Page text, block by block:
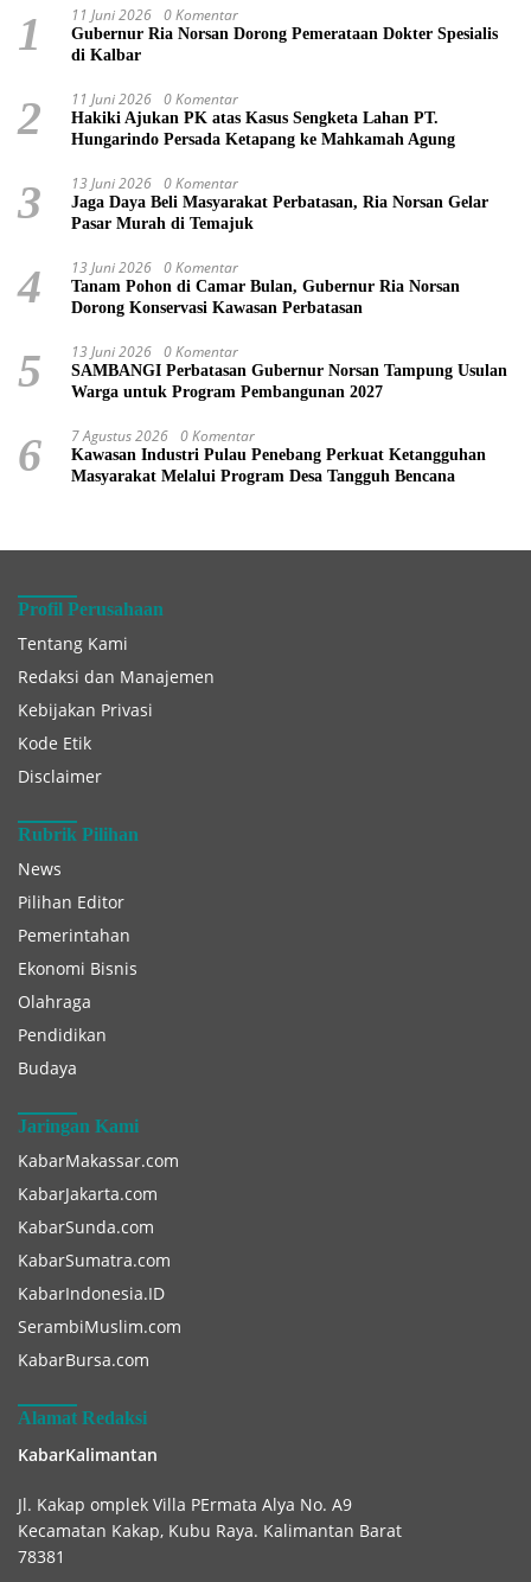
1 11 Juni 2026 0 Komentar
Gubernur Ria Norsan Dorong Pemerataan Dokter Spesialis
di Kalbar
2 11 Juni 2026 0 Komentar
Hakiki Ajukan PK atas Kasus Sengketa Lahan PT.
Hungarindo Persada Ketapang ke Mahkamah Agung
3 13 Juni 2026 0 Komentar
Jaga Daya Beli Masyarakat Perbatasan, Ria Norsan Gelar
Pasar Murah di Temajuk
4 13 Juni 2026 0 Komentar
Tanam Pohon di Camar Bulan, Gubernur Ria Norsan
Dorong Konservasi Kawasan Perbatasan
5 13 Juni 2026 0 Komentar
SAMBANGI Perbatasan Gubernur Norsan Tampung Usulan
Warga untuk Program Pembangunan 2027
6 7 Agustus 2026 0 Komentar
Kawasan Industri Pulau Penebang Perkuat Ketangguhan
Masyarakat Melalui Program Desa Tangguh Bencana
Profil Perusahaan
Tentang Kami
Redaksi dan Manajemen
Kebijakan Privasi
Kode Etik
Disclaimer
Rubrik Pilihan
News
Pilihan Editor
Pemerintahan
Ekonomi Bisnis
Olahraga
Pendidikan
Budaya
Jaringan Kami
KabarMakassar.com
KabarJakarta.com
KabarSunda.com
KabarSumatra.com
KabarIndonesia.ID
SerambiMuslim.com
KabarBursa.com
Alamat Redaksi
KabarKalimantan
Jl. Kakap omplek Villa PErmata Alya No. A9
Kecamatan Kakap, Kubu Raya. Kalimantan Barat
78381